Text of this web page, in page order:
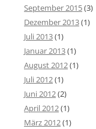
September 2015(3)
Dezember 2013(1)
Juli 2013(1)
Januar 2013(1)
August 2012(1)
Juli 2012(1)
Juni 2012(2)
April 2012(1)
März 2012(1)